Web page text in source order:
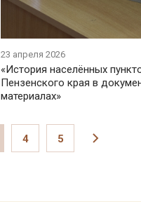
23 апреля 2026
«История населённых
Пензенского края в
материалах»
4 5